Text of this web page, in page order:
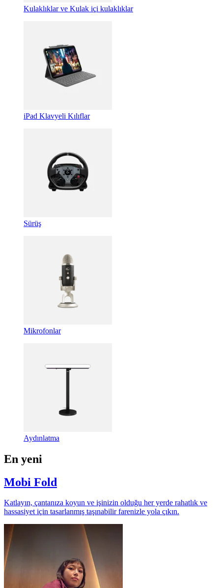
Kulaklıklar ve Kulak içi kulaklıklar
iPad Klavyeli Kılıflar
Sürüş
Mikrofonlar
Aydınlatma
En yeni
Mobi Fold
Katlayın, çantanıza koyun ve işinizin olduğu her yerde rahatlık ve
hassasiyet için tasarlanmış taşınabilir farenizle yola çıkın.